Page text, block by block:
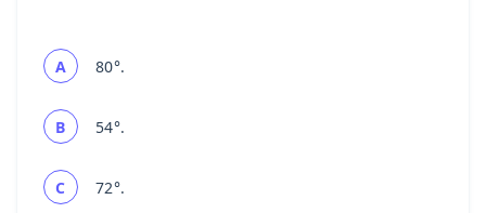
A 80°.
B 54°.
C 72°.